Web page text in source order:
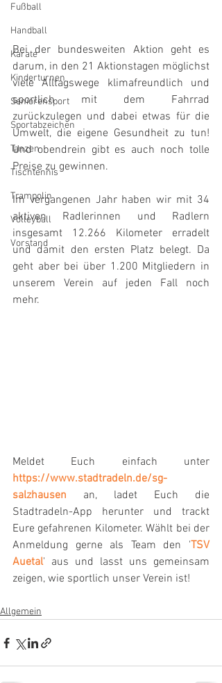
Fußball
Handball
Karate
Kinderturnen
Seniorensport
Sportabzeichen
Tanzen
Tischtennis
Trampolin
Volleyball
Vorstand
Bei der bundesweiten Aktion geht es
darum, in den 21 Aktionstagen möglichst
viele Alltagswege klimafreundlich und
sportlich mit dem Fahrrad
zurückzulegen und dabei etwas für die
Umwelt, die eigene Gesundheit zu tun!
Und obendrein gibt es auch noch tolle
Preise zu gewinnen.
Im vergangenen Jahr haben wir mit 34
aktiven Radlerinnen und Radlern
insgesamt 12.266 Kilometer erradelt
und damit den ersten Platz belegt. Da
geht aber bei über 1.200 Mitgliedern in
unserem Verein auf jeden Fall noch
mehr.
https://www.stadtradeln.de/sg-
salzhausen an, ladet Euch die
Stadtradeln-App herunter und trackt
Eure gefahrenen Kilometer. Wählt bei der
Anmeldung gerne als Team den 'TSV
Auetal' aus und lasst uns gemeinsam
zeigen, wie sportlich unser Verein ist!
Allgemein